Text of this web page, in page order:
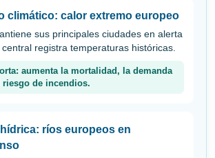
climático: calor extremo europeo
sus principales ciudades en alerta
registra temperaturas históricas.
aumenta la mortalidad, la demanda
riesgo de incendios.
ríos europeos en